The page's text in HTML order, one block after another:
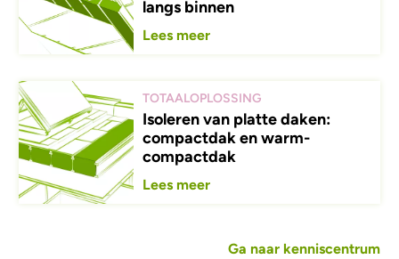
langs binnen
Lees meer
TOTAALOPLOSSING
Isoleren van platte daken:
compactdak en warm-
compactdak
Lees meer
Ga naar kenniscentrum